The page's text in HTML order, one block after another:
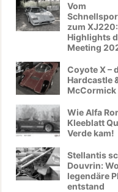
Vom
zum
Highlights
Meeting
Coyote X –
Hardcastle
McCormick
Wie Alfa
Kleeblatt
Verde kam!
Stellantis
Douvrin:
legendäre
entstand